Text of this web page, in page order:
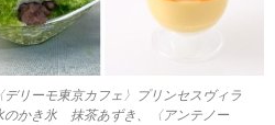
リーモ東京カフェ〉プリンセスヴィラ
のかき氷 抹茶あずき、〈アンテノー